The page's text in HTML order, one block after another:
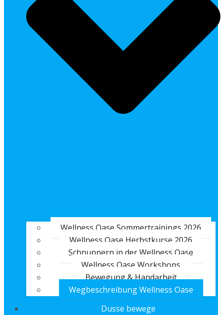
Wellness Oase Sommertrainings 2026
Wellness Oase Herbstkurse 2026
Schnuppern in der Wellness Oase
Wellness Oase Workshops
Bewegung & Handarbeit
Wegbeschreibung Wellness Oase
Dusse bewege